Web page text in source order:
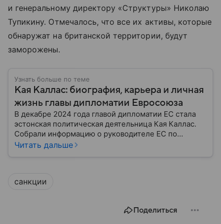
и генеральному директору «Структуры» Николаю
Тупикину. Отмечалось, что все их активы, которые
обнаружат на британской территории, будут
заморожены.
Узнать больше по теме
Кая Каллас: биография, карьера и личная
жизнь главы дипломатии Евросоюза
В декабре 2024 года главой дипломатии ЕС стала
эстонская политическая деятельница Кая Каллас.
Собрали информацию о руководителе ЕС по
международным делам и политике безопасности, а
Читать дальше
санкции
Поделиться